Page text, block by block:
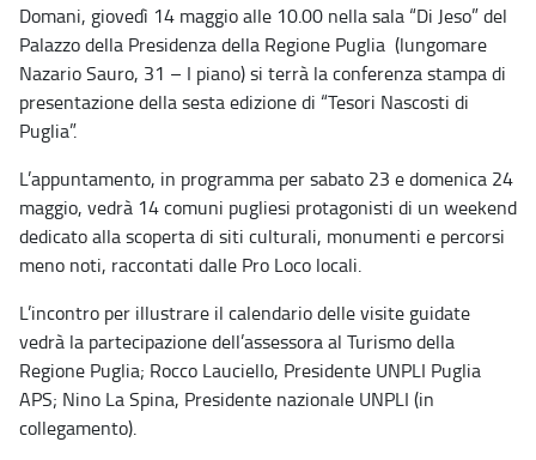
Domani, giovedì 14 maggio alle 10.00 nella sala “Di Jeso” del
Palazzo della Presidenza della Regione Puglia (lungomare
Nazario Sauro, 31 – I piano) si terrà la conferenza stampa di
presentazione della sesta edizione di “Tesori Nascosti di
Puglia”.
L’appuntamento, in programma per sabato 23 e domenica 24
maggio, vedrà 14 comuni pugliesi protagonisti di un weekend
dedicato alla scoperta di siti culturali, monumenti e percorsi
meno noti, raccontati dalle Pro Loco locali.
L’incontro per illustrare il calendario delle visite guidate
vedrà la partecipazione dell’assessora al Turismo della
Regione Puglia; Rocco Lauciello, Presidente UNPLI Puglia
APS; Nino La Spina, Presidente nazionale UNPLI (in
collegamento).